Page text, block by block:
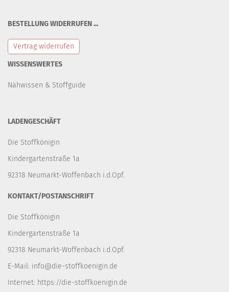
BESTELLUNG WIDERRUFEN ...
Vertrag widerrufen
WISSENSWERTES
Nähwissen & Stoffguide
LADENGESCHÄFT
Die Stoffkönigin
Kindergartenstraße 1a
92318 Neumarkt-Woffenbach i.d.Opf.
KONTAKT/POSTANSCHRIFT
Die Stoffkönigin
Kindergartenstraße 1a
92318 Neumarkt-Woffenbach i.d.Opf.
E-Mail: info@die-stoffkoenigin.de
Internet: https://die-stoffkoenigin.de